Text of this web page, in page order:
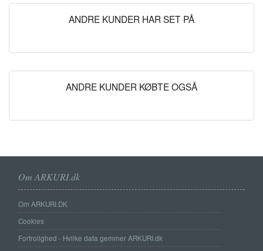
ANDRE KUNDER HAR SET PÅ
ANDRE KUNDER KØBTE OGSÅ
Om ARKURI.dk
Om ARKURI.DK
Cookies
Fortrolighed - Hvilke data gemmer ARKURI.dk